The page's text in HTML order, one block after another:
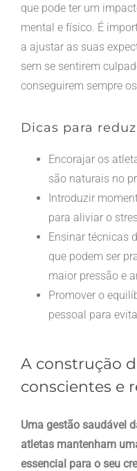
que pode ter um
mental e físico. É
a ajustar as suas
sem se sentirem
conseguirem sempre
Dicas para
Encorajar os
são naturais no
Introduzir
para aliviar o
Ensinar técnicas
que podem ser
maior pressão e
Promover o
pessoal para
A construção
conscientes e
Uma gestão saudável
atletas mantenham
essencial para o seu